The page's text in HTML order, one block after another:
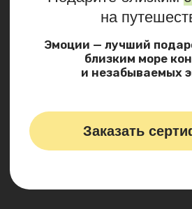
Политика конфиденциальности
Архив туров
Semenovskaia_S